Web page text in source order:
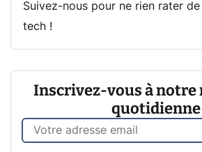
Suivez-nous pour ne rien rater
tech !
Inscrivez-vous à
quotidienne